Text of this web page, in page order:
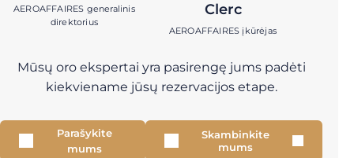
AEROAFFAIRES generalinis
direktorius
Clerc
AEROAFFAIRES įkūrėjas
Mūsų oro ekspertai yra pasirengę jums padėti
kiekviename jūsų rezervacijos etape.
Parašykite
mums
Skambinkite
mums